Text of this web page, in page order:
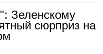
Зеленскому
сюрприз на